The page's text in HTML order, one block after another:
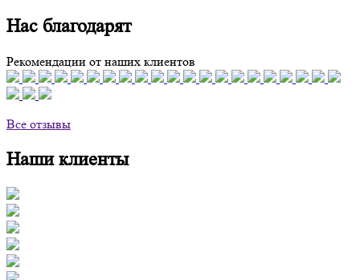
Нас благодарят
Рекомендации от наших клиентов
Все отзывы
Наши клиенты